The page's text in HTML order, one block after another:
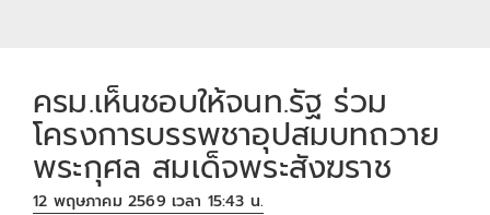
ครม.เห็นชอบให้จนท.รัฐ ร่วม
โครงการบรรพชาอุปสมบทถวาย
พระกุศล สมเด็จพระสังฆราช
12 พฤษภาคม 2569 เวลา 15:43 น.